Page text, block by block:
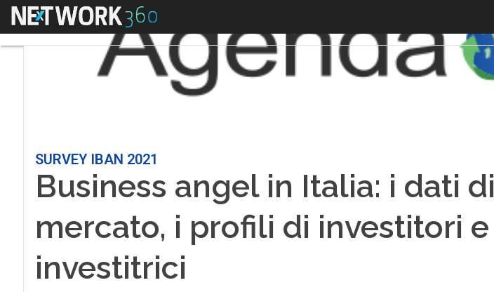
Menu
SURVEY IBAN 2021
Business angel in Italia: i dati di
mercato, i profili di investitori e
investitrici